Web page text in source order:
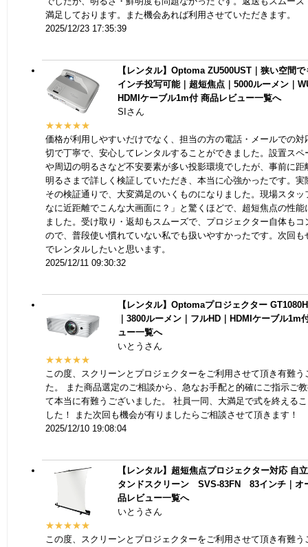
満足しております。また機会あれば利用させていただきます。
2025/12/23 17:35:39
【レンタル】Optoma ZU500UST｜狭い空間で
インチ投写可能｜超短焦点｜5000ルーメン｜
HDMIケーブル1m付 商品レビュー一覧へ
SIさん
★★★★★
価格が利用しやすいだけでなく、担当の方の電話・メールでの対
切で丁寧で、安心してレンタルすることができました。設置スペ
や周辺の明るさなど不安要素が多い投影環境でしたが、事前に距
明るさまで詳しく検証していただき、本当に心強かったです。実
その検証通りで、大変満足のいくものになりました。現場スタッ
なに近距離でこんな大画面に？」と驚くほどで、超短焦点の性能
ました。受け取り・返却もスムーズで、プロジェクター自体もコ
ので、普段使い慣れていない私でも扱いやすかったです。次回も
でレンタルしたいと思います。
2025/12/11 09:30:32
【レンタル】Optomaプロジェクター
｜3800ルーメン｜フルHD｜HDMIケーブル1m
ュー一覧へ
いとうさん
★★★★★
この度、スクリーンとプロジェクターをご利用させて頂き有難う
た。 また商品選定のご相談から、急なお手配と的確にご指示ご
て本当に有難うございました。 社員一同、大満足で式を終える
した！ また次回も機会が有りましたらご相談させて頂きます！
2025/12/10 19:08:04
【レンタル】超短焦点プロジェクター対応 自
タンドスクリーン SVS-83FN 83インチ｜オ
品レビュー一覧へ
いとうさん
★★★★★
この度、スクリーンとプロジェクターをご利用させて頂き有難う